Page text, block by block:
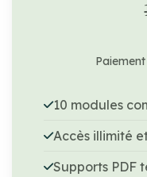
10 modules
Accès illimité
Supports PDF